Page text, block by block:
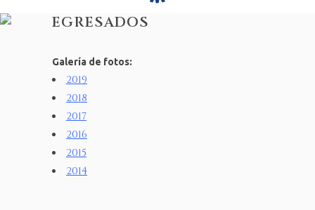
EGRESADOS
Galería de fotos:
2019
2018
2017
2016
2015
2014